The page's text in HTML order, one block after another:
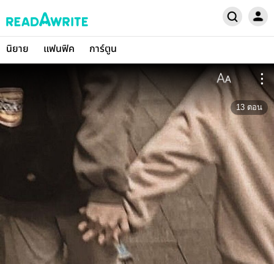
นิยาย แฟนฟิค การ์ตูน
13 ตอน